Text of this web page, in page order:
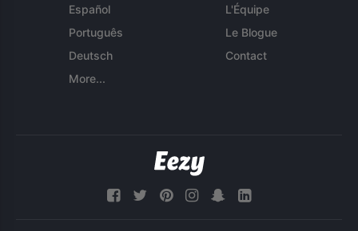
Español
Português
Deutsch
More...
L'Équipe
Le Blogue
Contact